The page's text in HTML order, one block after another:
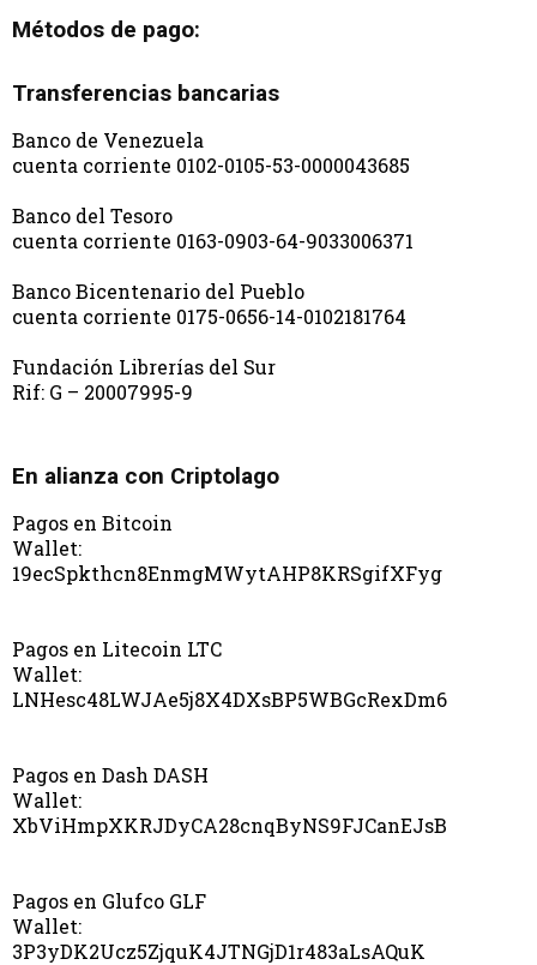
Métodos de pago:
Transferencias bancarias
Banco de Venezuela
cuenta corriente 0102-0105-53-0000043685
Banco del Tesoro
cuenta corriente 0163-0903-64-9033006371
Banco Bicentenario del Pueblo
cuenta corriente 0175-0656-14-0102181764
Fundación Librerías del Sur
Rif: G – 20007995-9
En alianza con Criptolago
Pagos en Bitcoin
Wallet:
19ecSpkthcn8EnmgMWytAHP8KRSgifXFyg
Pagos en Litecoin LTC
Wallet:
LNHesc48LWJAe5j8X4DXsBP5WBGcRexDm6
Pagos en Dash DASH
Wallet:
XbViHmpXKRJDyCA28cnqByNS9FJCanEJsB
Pagos en Glufco GLF
Wallet:
3P3yDK2Ucz5ZjquK4JTNGjD1r483aLsAQuK